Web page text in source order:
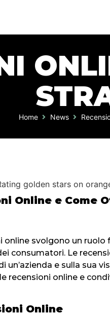
Home News
Online e Come
online svolgono un
consumatori. Le
e sulla sua
recensioni online e
Online